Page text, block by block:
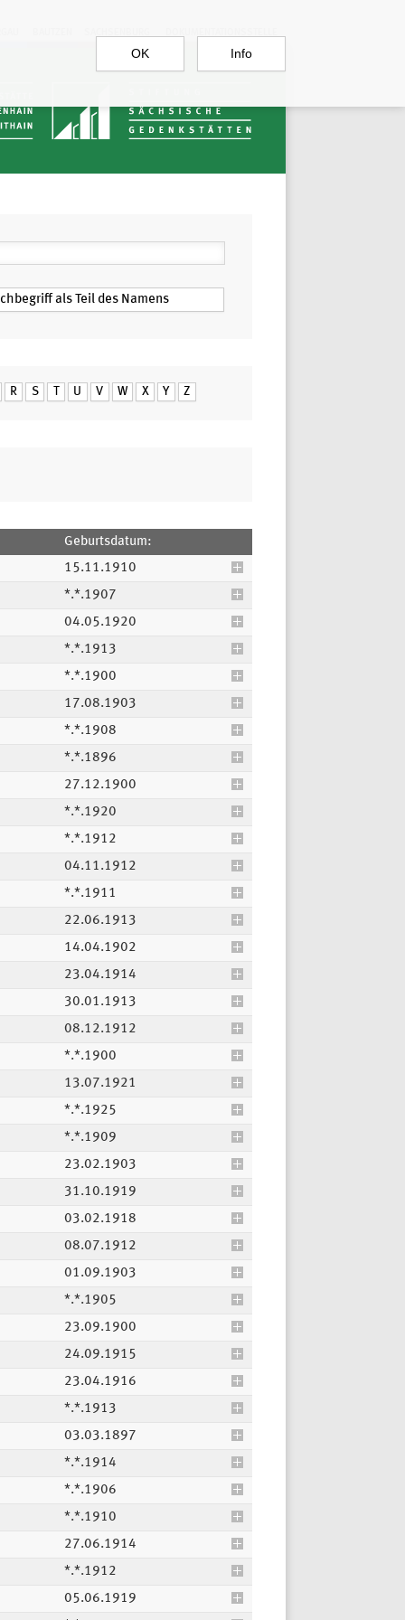
OK Info
R S T U V W X Y Z
Geburtsdatum:
15.11.1910
*.*.1907
04.05.1920
*.*.1913
*.*.1900
17.08.1903
*.*.1908
*.*.1896
27.12.1900
*.*.1920
*.*.1912
04.11.1912
*.*.1911
22.06.1913
14.04.1902
23.04.1914
30.01.1913
08.12.1912
*.*.1900
13.07.1921
*.*.1925
*.*.1909
23.02.1903
31.10.1919
03.02.1918
08.07.1912
01.09.1903
*.*.1905
23.09.1900
24.09.1915
23.04.1916
*.*.1913
03.03.1897
*.*.1914
*.*.1906
*.*.1910
27.06.1914
*.*.1912
05.06.1919